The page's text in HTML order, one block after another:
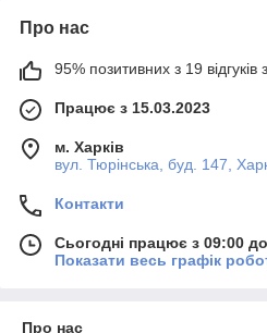
Про нас
95% позитивних з 19 відгуків
Працює з 15.03.2023
м. Харків
вул. Тюрінська, буд. 147,
Контакти
Сьогодні працює з 09:00
Показати весь графік
Про нас